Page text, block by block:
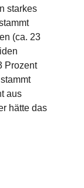
starkes
(ca. 23
Prozent
aus
hätte das